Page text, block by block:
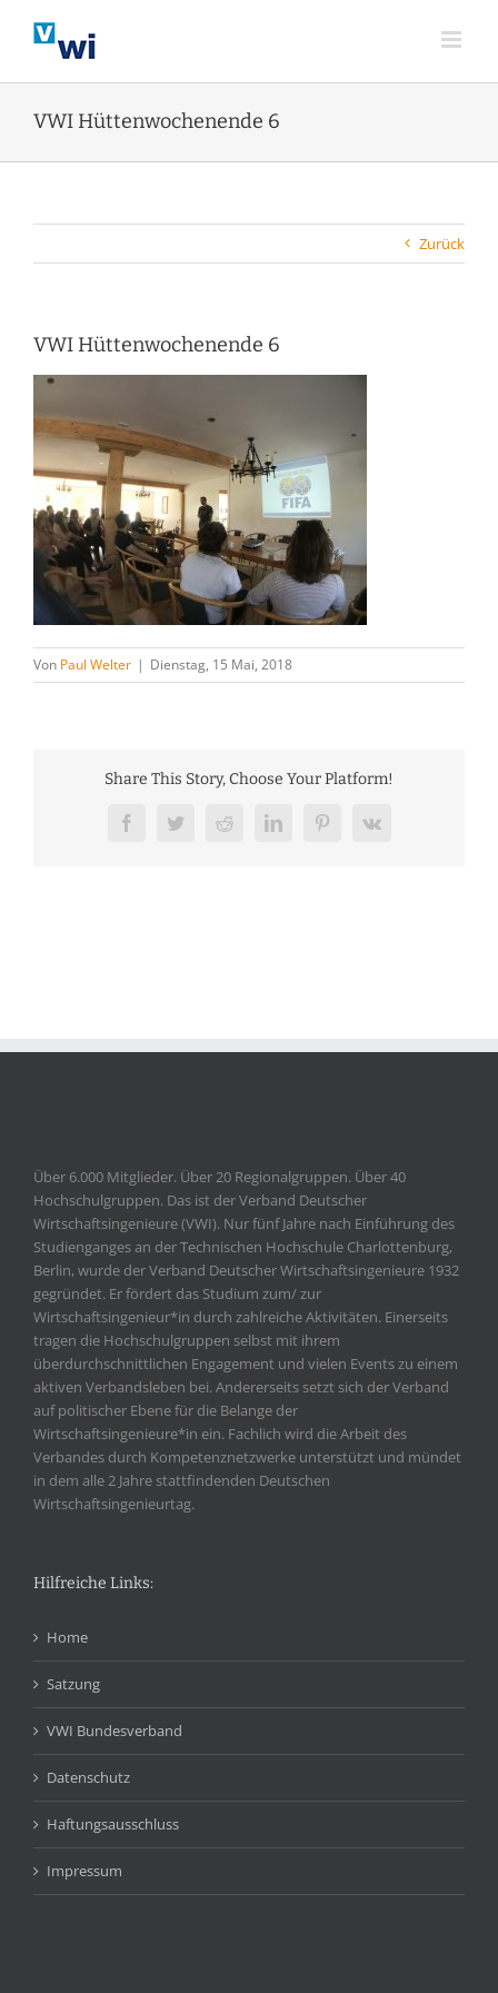
Inhalt
VWI Hüttenwochenende 6
Zurück
VWI Hüttenwochenende 6
Von Paul Welter | Dienstag, 15 Mai, 2018
Share This Story, Choose Your Platform!
FacebookTwitterRedditLinkedInPinterest
Vk
Über 6.000 Mitglieder. Über 20 Regionalgruppen. Über 40
Hochschulgruppen. Das ist der Verband Deutscher
Wirtschaftsingenieure (VWI). Nur fünf Jahre nach Einführung des
Studienganges an der Technischen Hochschule Charlottenburg,
Berlin, wurde der Verband Deutscher Wirtschaftsingenieure 1932
gegründet. Er fördert das Studium zum/ zur
Wirtschaftsingenieur*in durch zahlreiche Aktivitäten. Einerseits
tragen die Hochschulgruppen selbst mit ihrem
überdurchschnittlichen Engagement und vielen Events zu einem
aktiven Verbandsleben bei. Andererseits setzt sich der Verband
auf politischer Ebene für die Belange der
Wirtschaftsingenieure*in ein. Fachlich wird die Arbeit des
Verbandes durch Kompetenznetzwerke unterstützt und mündet
in dem alle 2 Jahre stattfindenden Deutschen
Wirtschaftsingenieurtag.
Hilfreiche Links:
Home
Satzung
VWI Bundesverband
Datenschutz
Haftungsausschluss
Impressum